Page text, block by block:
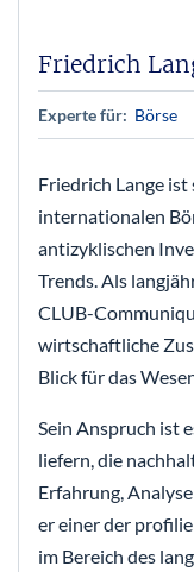
Friedrich
Experte für: Börse
Friedrich Lange ist
internationalen
antizyklischen
Trends. Als
CLUB-
wirtschaftliche
Blick für das
Sein Anspruch ist
liefern, die
Erfahrung,
er einer der
im Bereich des